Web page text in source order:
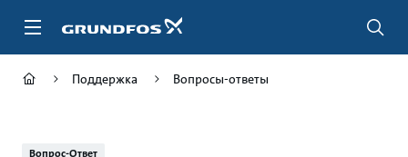
Поддержка Вопросы-ответы
Вопрос-Ответ